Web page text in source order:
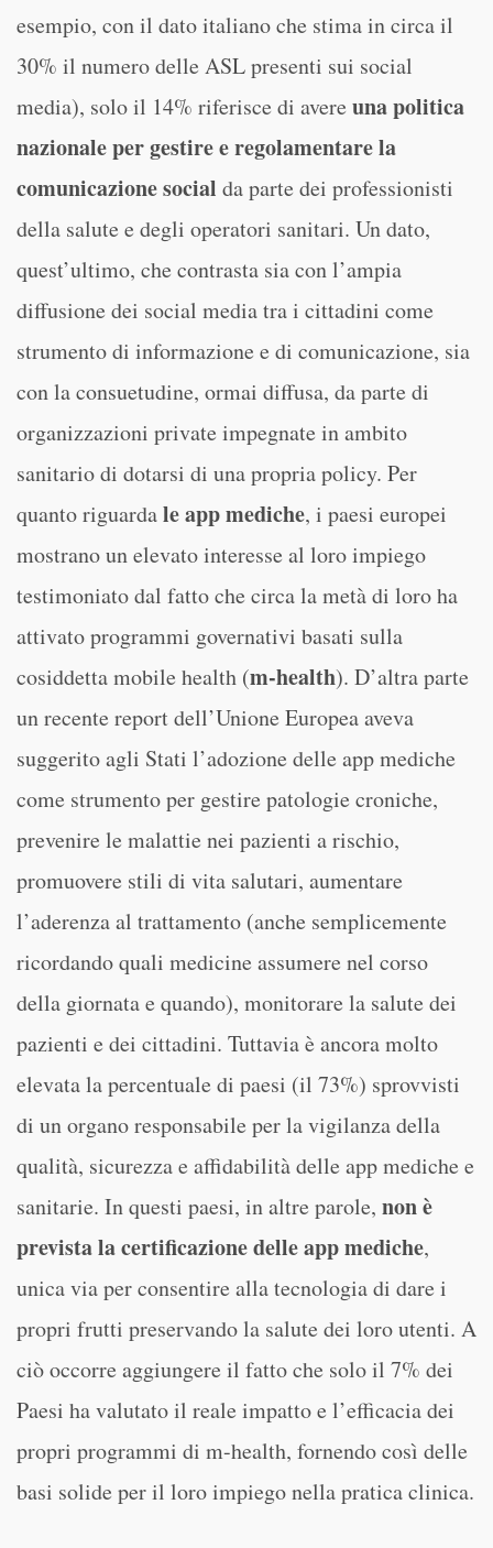
esempio, con il dato italiano che stima in circa il
30% il numero delle ASL presenti sui social
media), solo il 14% riferisce di avere una politica
nazionale per gestire e regolamentare la
comunicazione social da parte dei professionisti
della salute e degli operatori sanitari. Un dato,
quest’ultimo, che contrasta sia con l’ampia
diffusione dei social media tra i cittadini come
strumento di informazione e di comunicazione, sia
con la consuetudine, ormai diffusa, da parte di
organizzazioni private impegnate in ambito
sanitario di dotarsi di una propria policy. Per
quanto riguardale app mediche, i paesi europei
mostrano un elevato interesse al loro impiego
testimoniato dal fatto che circa la metà di loro ha
attivato programmi governativi basati sulla
cosiddetta mobile health (m-health). D’altra parte
un recente report dell’Unione Europea aveva
suggerito agli Stati l’adozione delle app mediche
come strumento per gestire patologie croniche,
prevenire le malattie nei pazienti a rischio,
promuovere stili di vita salutari, aumentare
l’aderenza al trattamento (anche semplicemente
ricordando quali medicine assumere nel corso
della giornata e quando), monitorare la salute dei
pazienti e dei cittadini. Tuttavia è ancora molto
elevata la percentuale di paesi (il 73%) sprovvisti
di un organo responsabile per la vigilanza della
qualità, sicurezza e affidabilità delle app mediche e
sanitarie. In questi paesi, in altre parole, non è
prevista la certificazione delle app mediche,
unica via per consentire alla tecnologia di dare i
propri frutti preservando la salute dei loro utenti. A
ciò occorre aggiungere il fatto che solo il 7% dei
Paesi ha valutato il reale impatto e l’efficacia dei
propri programmi di m-health, fornendo così delle
basi solide per il loro impiego nella pratica clinica.